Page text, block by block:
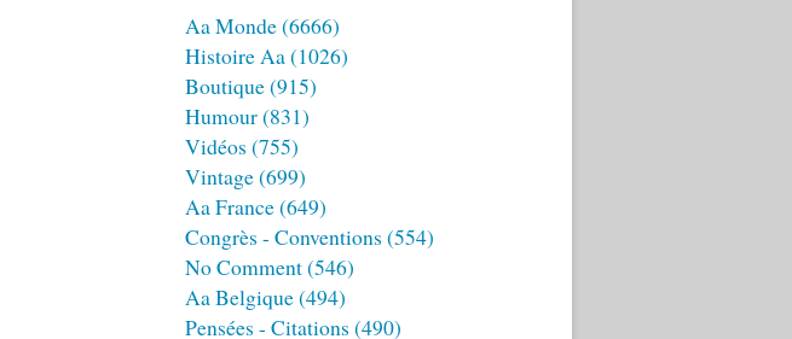
Aa Monde(6666)
Histoire Aa(1026)
Boutique(915)
Humour(831)
Vidéos (755)
Vintage(699)
Aa France(649)
Congrès - Conventions (554)
No Comment(546)
Aa Belgique(494)
Pensées - Citations (490)